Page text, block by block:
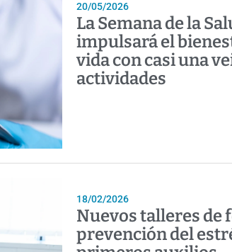
20/05/2026
La Semana de la
impulsará el
vida con casi una
actividades
18/02/2026
Nuevos talleres de
prevención del